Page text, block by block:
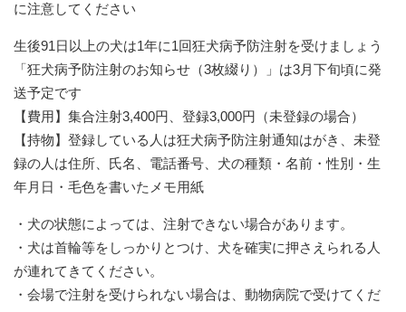
に注意してください
生後91日以上の犬は1年に1回狂犬病予防注射を受けましょう
「狂犬病予防注射のお知らせ（3枚綴り）」は3月下旬頃に発
送予定です
【費用】集合注射3,400円、登録3,000円（未登録の場合）
【持物】登録している人は狂犬病予防注射通知はがき、未登
録の人は住所、氏名、電話番号、犬の種類・名前・性別・生
年月日・毛色を書いたメモ用紙
・犬の状態によっては、注射できない場合があります。
・犬は首輪等をしっかりとつけ、犬を確実に押さえられる人
が連れてきてください。
・会場で注射を受けられない場合は、動物病院で受けてくだ